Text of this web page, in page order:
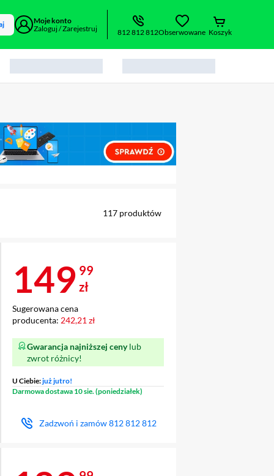
Moje konto
Zaloguj / Zarejestruj
812 812 812Obserwowane Koszyk
element 1 z 2
117 produktów
Cena 149,99 zł
149 99
zł
Sugerowana cena
producenta: 242,21 zł
Gwarancja najniższej cenylub
zwrot różnicy!
U Ciebie:już jutro!
Darmowa dostawa 10 sie. (poniedziałek)
Zadzwoń i zamów812 812 812